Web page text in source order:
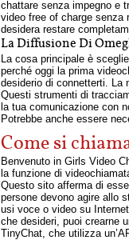
chattare senza impegno e
video free of charge senza
desidera restare
La Diffusione Di
La cosa principale è
perché oggi la prima
desiderio di connetterti. La
Questi strumenti di
la tua comunicazione con
Potrebbe anche essere
Come si
Benvenuto in Girls Video
la funzione di
Questo sito afferma di
persone devono agire allo
usi voce o video su
che desideri, puoi crearne
TinyChat, che utilizza